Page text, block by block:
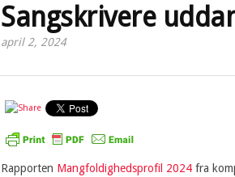
Sangskrivere
april 2, 2024
Rapporten Mangfoldighedsprofil 2024 fra